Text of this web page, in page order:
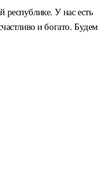
У нас есть
и богато. Будем